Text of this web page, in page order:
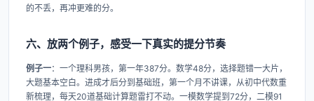
的不丢，再冲更难的分。
六、放两个例子，感受一下真实的提分节奏
例子一：一个理科男孩，第一年387分。数学48分，选择题错一大片，
大题基本空白。进成才后分到基础班，第一个月不讲课，从初中代数重
新梳理，每天20道基础计算题雷打不动。一模数学提到72分，二模91